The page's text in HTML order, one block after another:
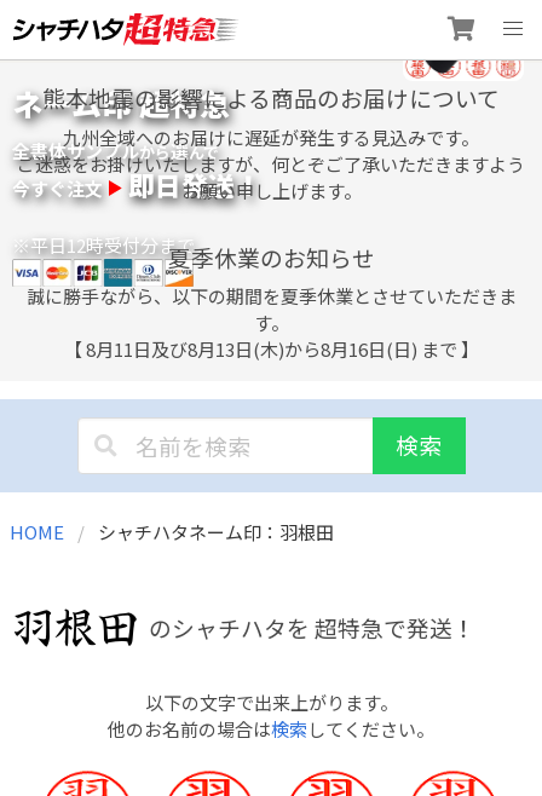
to
content
ネーム印 超特急
全書体サンプルから選んで
今すぐ注文 即日発送！
※平日12時受付分まで
熊本地震の影響による商品のお届けについて
九州全域へのお届けに遅延が発生する見込みです。
ご迷惑をお掛けいたしますが、何とぞご了承いただきますよう
お願い申し上げます。
夏季休業のお知らせ
誠に勝手ながら、以下の期間を夏季休業とさせていただきま
す。
【 8月11日及び8月13日(木)から8月16日(日) まで 】
検索
HOME シャチハタネーム印：羽根田
のシャチハタを 超特急で発送！
以下の文字で出来上がります。
他のお名前の場合は検索してください。